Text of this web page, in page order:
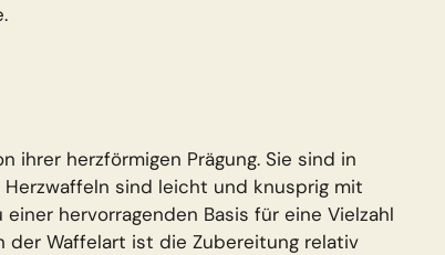
ihrer herzförmigen Prägung. Sie sind in
sind leicht und knusprig mit
hervorragenden Basis für eine Vielzahl
der Waffelart ist die Zubereitung relativ